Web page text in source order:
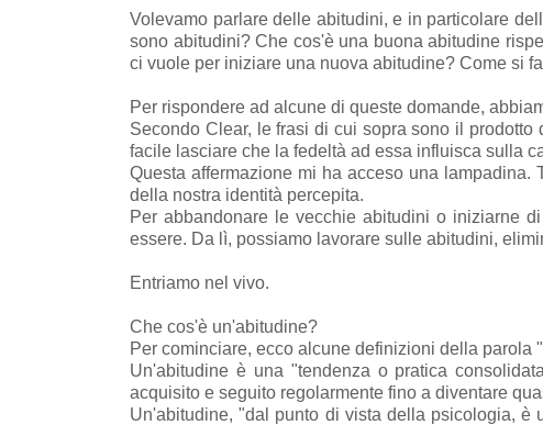
Volevamo parlare delle abitudini, e in particolare
sono abitudini? Che cos'è una buona abitudine
ci vuole per iniziare una nuova abitudine? Come si
Per rispondere ad alcune di queste domande,
Secondo Clear, le frasi di cui sopra sono il
facile lasciare che la fedeltà ad essa influisca sulla
Questa affermazione mi ha acceso una
della nostra identità percepita.
Per abbandonare le vecchie abitudini o iniziarne
essere. Da lì, possiamo lavorare sulle abitudini,
Entriamo nel vivo.
Che cos'è un'abitudine?
Per cominciare, ecco alcune definizioni della parola
Un'abitudine è una "tendenza o pratica
acquisito e seguito regolarmente fino a diventare
Un'abitudine, "dal punto di vista della psicologia, è